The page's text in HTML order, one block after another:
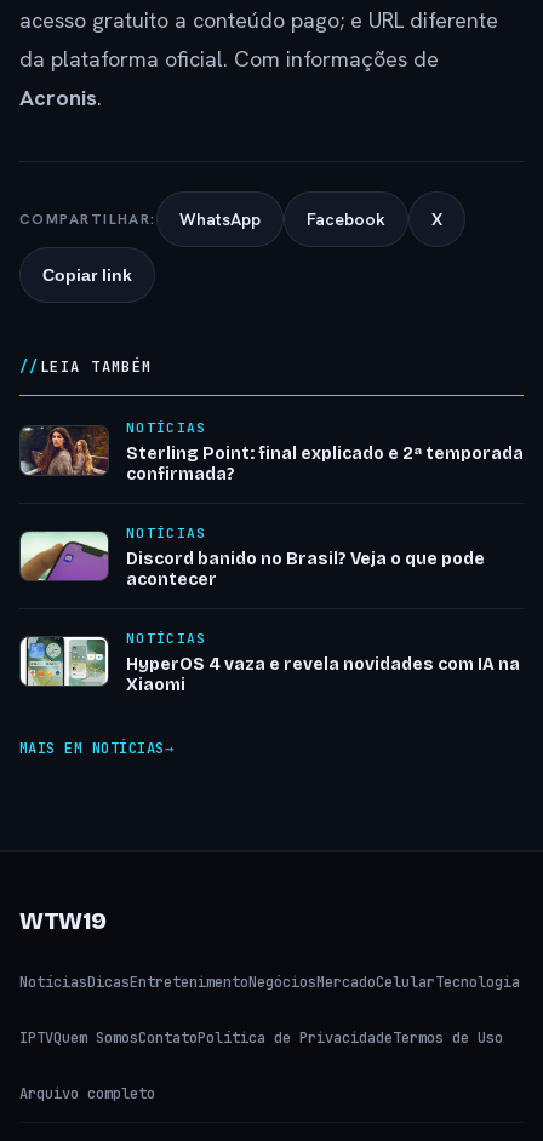
acesso gratuito a conteúdo pago; e URL diferente
da plataforma oficial. Com informações de
Acronis.
COMPARTILHAR: WhatsApp Facebook X
Copiar link
LEIA TAMBÉM
NOTÍCIAS
Sterling Point: final explicado e 2ª temporada
confirmada?
NOTÍCIAS
Discord banido no Brasil? Veja o que pode
acontecer
NOTÍCIAS
HyperOS 4 vaza e revela novidades com IA na
Xiaomi
MAIS EM NOTÍCIAS
WTW19
NotíciasDicasEntretenimentoNegóciosMercadoCelularTecnologia
IPTVQuem SomosContatoPolítica de PrivacidadeTermos de Uso
Arquivo completo